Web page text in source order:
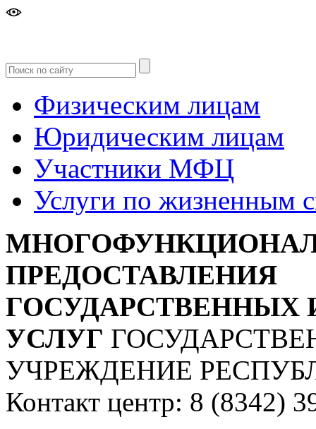
Физическим лицам
Юридическим лицам
Участники МФЦ
Услуги по жизненным
ПРЕДОСТАВЛЕНИЯ
УСЛУГ
УЧРЕЖДЕНИЕ
Контакт центр: 8 (8342)